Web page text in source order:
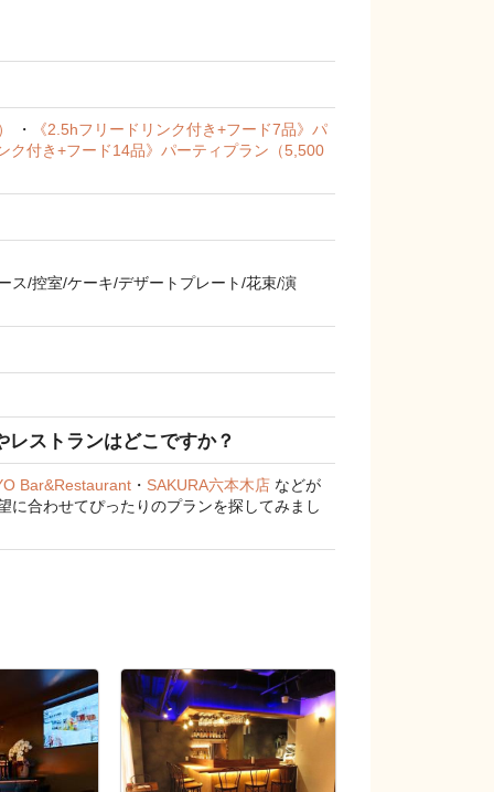
・
《2.5hフリードリンク付き+フード7品》パ
ク付き+フード14品》パーティプラン（5,500
ス/控室/ケーキ/デザートプレート/花束/演
ストランはどこですか？
Bar&Restaurant ・ SAKURA六本木店 などが
に合わせてぴったりのプランを探してみまし